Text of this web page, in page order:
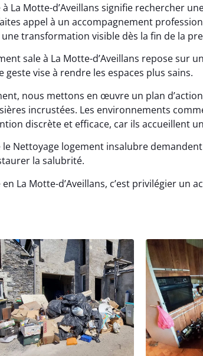
La Motte-d’Aveillans signifie rechercher
appel à un accompagnement
transformation visible dès la fin de la
sale à La Motte-d’Aveillans repose sur
vise à rendre les espaces plus sains.
nous mettons en œuvre un plan
incrustées. Les environnements
discrète et efficace, car ils accueillent
Nettoyage logement insalubre
la salubrité.
La Motte-d’Aveillans, c’est privilégier un